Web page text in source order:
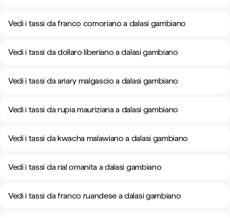
Vedi i tassi da franco comoriano a dalasi gambiano
Vedi i tassi da dollaro liberiano a dalasi gambiano
Vedi i tassi da ariary malgascio a dalasi gambiano
Vedi i tassi da rupia mauriziana a dalasi gambiano
Vedi i tassi da kwacha malawiano a dalasi gambiano
Vedi i tassi da rial omanita a dalasi gambiano
Vedi i tassi da franco ruandese a dalasi gambiano